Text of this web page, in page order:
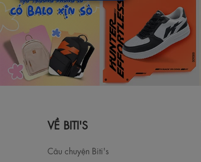
VỀ BITI'S
Câu chuyện Biti's